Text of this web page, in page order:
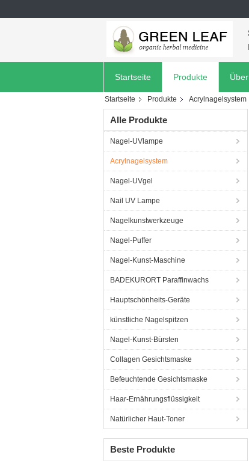
Startseite Produkte
Startseite Produkte Acrylnagelsystem
Alle Produkte
Nagel-UVlampe
Acrylnagelsystem
Nagel-UVgel
Nail UV Lampe
Nagelkunstwerkzeuge
Nagel-Puffer
Nagel-Kunst-Maschine
BADEKURORT Paraffinwachs
Hauptschönheits-Geräte
künstliche Nagelspitzen
Nagel-Kunst-Bürsten
Collagen Gesichtsmaske
Befeuchtende Gesichtsmaske
Haar-Ernährungsflüssigkeit
Natürlicher Haut-Toner
Beste Produkte